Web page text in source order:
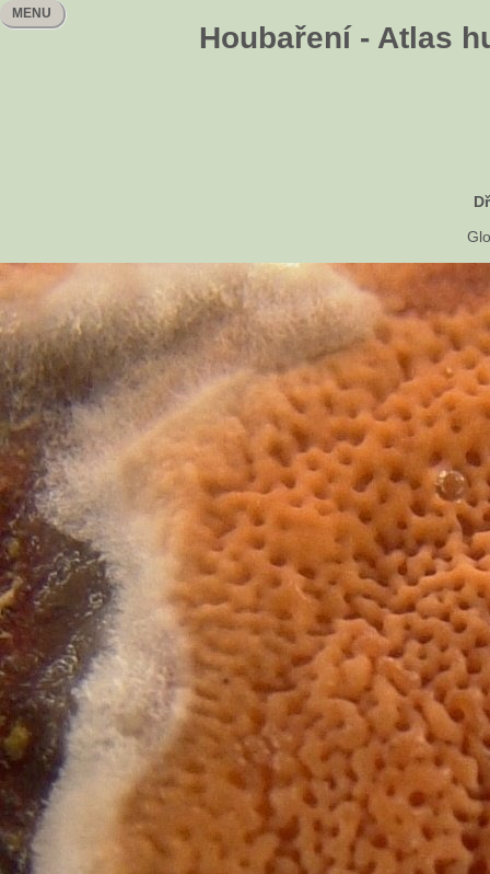
Houbaření - Atlas
MENU